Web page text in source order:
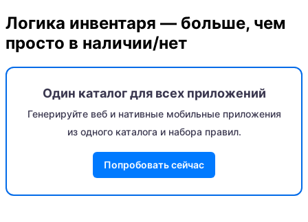
Логика инвентаря — больше, чем
просто в наличии/нет
Один каталог для всех приложений
Генерируйте веб и нативные мобильные приложения
из одного каталога и набора правил.
Попробовать сейчас